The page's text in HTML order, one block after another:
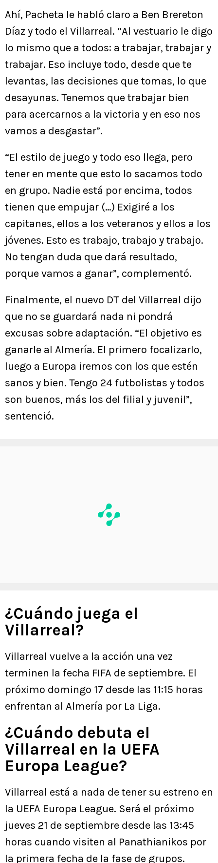
Ahí, Pacheta le habló claro a Ben Brereton
Díaz y todo el Villarreal. “Al vestuario le digo
lo mismo que a todos: a trabajar, trabajar y
trabajar. Eso incluye todo, desde que te
levantas, las decisiones que tomas, lo que
desayunas. Tenemos que trabajar bien
para acercarnos a la victoria y en eso nos
vamos a desgastar”.
“El estilo de juego y todo eso llega, pero
tener en mente que esto lo sacamos todo
en grupo. Nadie está por encima, todos
tienen que empujar (…) Exigiré a los
capitanes, ellos a los veteranos y ellos a los
jóvenes. Esto es trabajo, trabajo y trabajo.
No tengan duda que dará resultado,
porque vamos a ganar”, complementó.
Finalmente, el nuevo DT del Villarreal dijo
que no se guardará nada ni pondrá
excusas sobre adaptación. “El objetivo es
ganarle al Almería. El primero focalizarlo,
luego a Europa iremos con los que estén
sanos y bien. Tengo 24 futbolistas y todos
son buenos, más los del filial y juvenil”,
sentenció.
¿Cuándo juega el
Villarreal?
Villarreal vuelve a la acción una vez
terminen la fecha FIFA de septiembre. El
próximo domingo 17 desde las 11:15 horas
enfrentan al Almería por La Liga.
¿Cuándo debuta el
Villarreal en la UEFA
Europa League?
Villarreal está a nada de tener su estreno en
la UEFA Europa League. Será el próximo
jueves 21 de septiembre desde las 13:45
horas cuando visiten al Panathianikos por
la primera fecha de la fase de grupos.